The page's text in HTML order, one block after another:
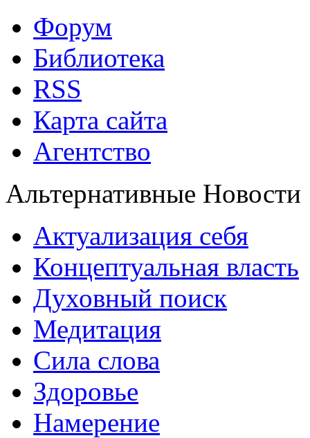
Форум
Библиотека
RSS
Карта сайта
Агентство
Альтернативные Новости
Актуализация себя
Концептуальная власть
Духовный поиск
Медитация
Сила слова
Здоровье
Намерение